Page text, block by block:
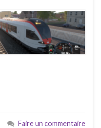
Faire un commentaire